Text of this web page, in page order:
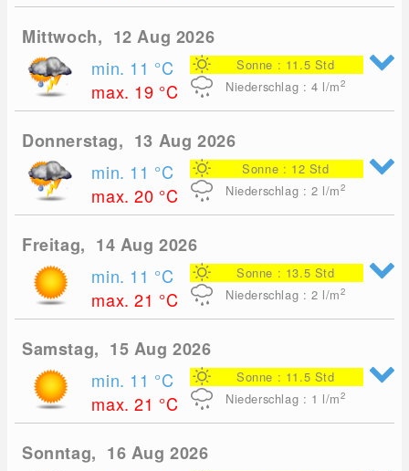
Mittwoch, 12 Aug 2026
min. 11 °C
max. 19 °C
Sonne : 11.5 Std
Niederschlag : 4 l/m2
Donnerstag, 13 Aug 2026
min. 11 °C
max. 20 °C
Sonne : 12 Std
Niederschlag : 2 l/m2
Freitag, 14 Aug 2026
min. 11 °C
max. 21 °C
Sonne : 13.5 Std
Niederschlag : 2 l/m2
Samstag, 15 Aug 2026
min. 11 °C
max. 21 °C
Sonne : 11.5 Std
Niederschlag : 1 l/m2
Sonntag, 16 Aug 2026